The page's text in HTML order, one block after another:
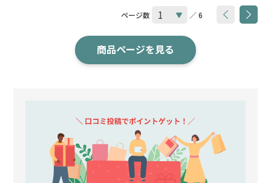
ページ数 ／ 6
商品ページを見る